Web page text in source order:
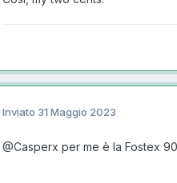
Inviato 31 Maggio 2023
@Casperx per me è la Fostex